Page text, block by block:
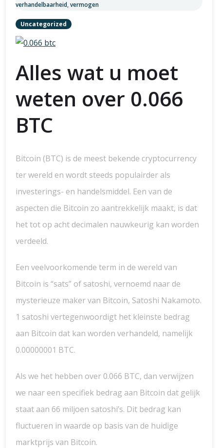
verhandelbaarheid,vermogen
Uncategorized
Alles wat u moet
weten over 0.066
BTC
Bitcoin (BTC) is de meest bekende cryptocurrency
ter wereld en wordt steeds populairder als
investerings- en handelsmiddel. Een van de
aspecten die Bitcoin zo aantrekkelijk maakt, is dat
het tot op acht decimalen nauwkeurig kan worden
verdeeld.
Een veelvoorkomende term in de wereld van
Bitcoin is “sats” of satoshi, vernoemd naar de
mysterieuze maker van Bitcoin, Satoshi Nakamoto.
1 satoshi vertegenwoordigt het kleinste bedrag
aan Bitcoin dat kan worden verhandeld, namelijk
0.00000001 BTC.
Als we het hebben over 0.066 BTC, dan verwijzen
we naar een specifiek bedrag aan Bitcoin dat gelijk
staat aan 66 miljoen satoshi’s. Dit bedrag kan
fluctueren in waarde op basis van de huidige
marktprijs van Bitcoin.